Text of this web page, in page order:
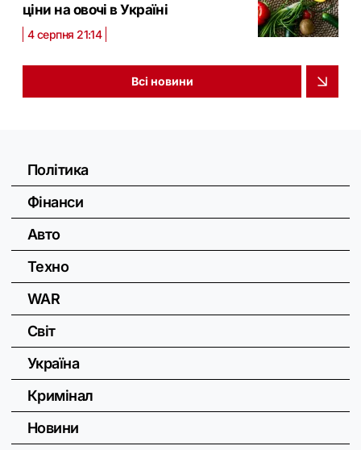
ціни на овочі в Україні
4 серпня 21:14
Всі новини
Політика
Фінанси
Авто
Техно
WAR
Світ
Україна
Кримінал
Новини